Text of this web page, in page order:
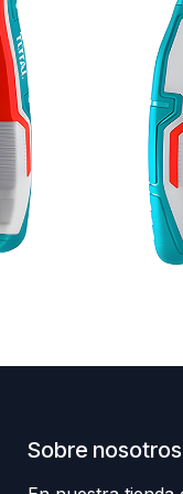
Sobre nosotros